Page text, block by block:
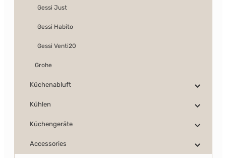
Gessi Just
Gessi Habito
Gessi Venti20
Grohe
Küchenabluft
Kühlen
Küchengeräte
Accessories